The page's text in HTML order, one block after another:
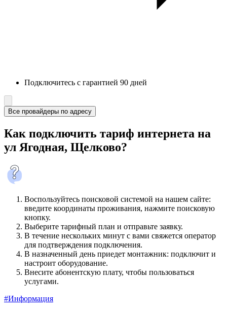
Подключитесь с гарантией 90 дней
Все провайдеры по адресу
Как подключить тариф интернета на
ул Ягодная, Щелково?
Воспользуйтесь поисковой системой на нашем сайте:
введите координаты проживания, нажмите поисковую
кнопку.
Выберите тарифный план и отправьте заявку.
В течение нескольких минут с вами свяжется оператор
для подтверждения подключения.
В назначенный день приедет монтажник: подключит и
настроит оборудование.
Внесите абонентскую плату, чтобы пользоваться
услугами.
#Информация